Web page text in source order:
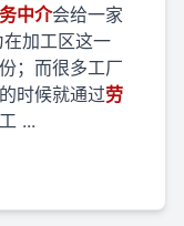
务中介会给一家
加工区这一
；而很多工厂
时候就通过劳
...